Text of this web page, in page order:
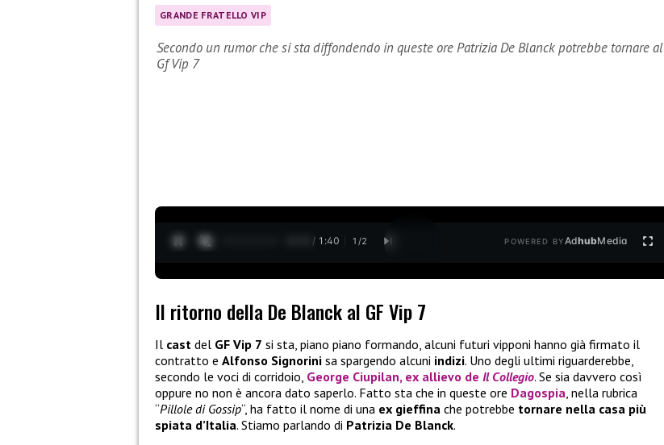
GRANDE FRATELLO VIP
Secondo un rumor che si sta diffondendo in queste ore Patrizia De Blanck potrebbe tornare al
Gf Vip 7
0:13 / 1:40 1 /2 POWERED BYAdhubMedia
Il ritorno della De Blanck al GF Vip 7
Il cast del GF Vip 7 si sta, piano piano formando, alcuni futuri vipponi hanno già firmato il
contratto e Alfonso Signorini sa spargendo alcuni indizi. Uno degli ultimi riguarderebbe,
secondo le voci di corridoio, George Ciupilan, ex allievo de Il Collegio. Se sia davvero così
oppure no non è ancora dato saperlo. Fatto sta che in queste ore Dagospia, nella rubrica
“Pillole di Gossip“, ha fatto il nome di una ex gieffina che potrebbe tornare nella casa più
spiata d’Italia. Stiamo parlando di Patrizia De Blanck.